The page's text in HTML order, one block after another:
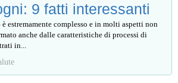
9 fatti interessanti
estremamente complesso e in molti aspetti non
anche dalle caratteristiche di processi di
in...